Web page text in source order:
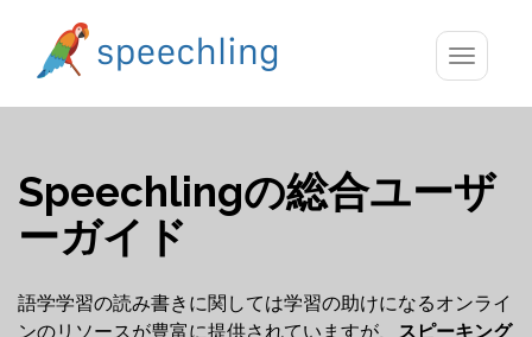
Toggle
Speechlingの総合ユーザ
ーガイド
語学学習の読み書きに関しては学習の助けになるオンライ
ンのリソースが豊富に提供されていますが、
スピーキング